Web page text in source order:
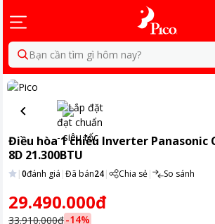
Bạn cần tìm gì hôm nay?
Điều hòa 1 chiều Inverter Panasonic
8D 21.300BTU
|0đánh giá |Đã bán24| Chia sẻ| So sánh
29.490.000đ
33.910.000đ-14%